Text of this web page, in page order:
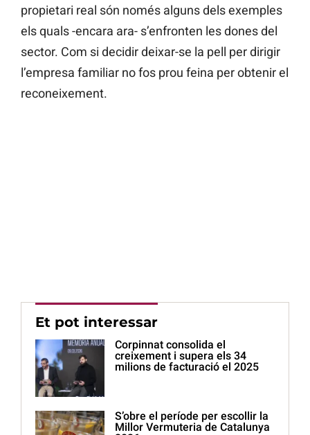
propietari real són només alguns dels exemples
els quals -encara ara- s’enfronten les dones del
sector. Com si decidir deixar-se la pell per dirigir
l’empresa familiar no fos prou feina per obtenir el
reconeixement.
Et pot interessar
Corpinnat consolida el
creixement i supera els 34
milions de facturació el 2025
S’obre el període per escollir la
Millor Vermuteria de Catalunya